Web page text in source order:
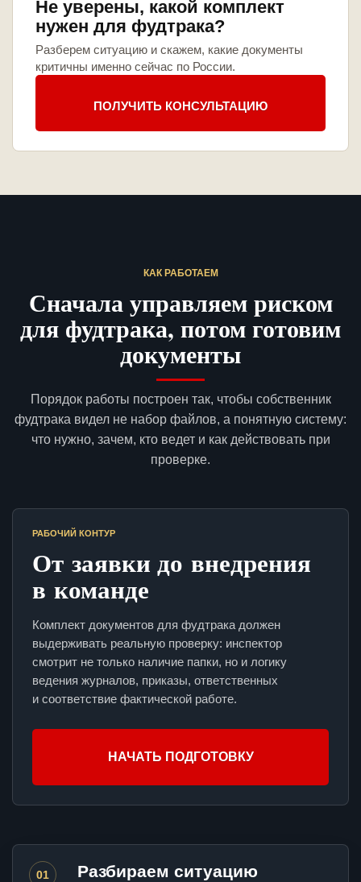
Не уверены, какой комплект
нужен для фудтрака?
Разберем ситуацию и скажем, какие документы
критичны именно сейчас по России.
ПОЛУЧИТЬ КОНСУЛЬТАЦИЮ
КАК РАБОТАЕМ
Сначала управляем риском
для фудтрака, потом готовим
документы
Порядок работы построен так, чтобы собственник
фудтрака видел не набор файлов, а понятную систему:
что нужно, зачем, кто ведет и как действовать при
проверке.
РАБОЧИЙ КОНТУР
От заявки до внедрения
в команде
Комплект документов для фудтрака должен
выдерживать реальную проверку: инспектор
смотрит не только наличие папки, но и логику
ведения журналов, приказы, ответственных
и соответствие фактической работе.
НАЧАТЬ ПОДГОТОВКУ
01 Разбираем ситуацию